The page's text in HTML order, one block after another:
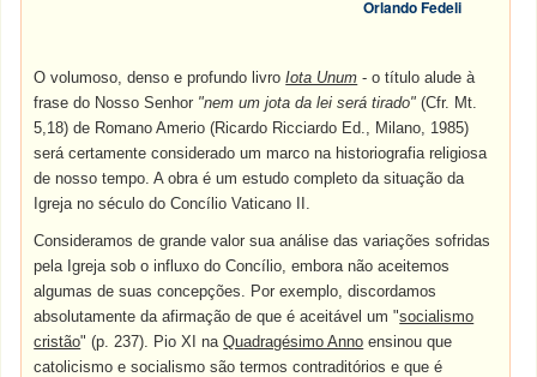
Orlando Fedeli
O volumoso, denso e profundo livroIota Unum - o título alude à
frase do Nosso Senhor "nem um jota da lei será tirado" (Cfr. Mt.
5,18) de Romano Amerio (Ricardo Ricciardo Ed., Milano, 1985)
será certamente considerado um marco na historiografia religiosa
de nosso tempo. A obra é um estudo completo da situação da
Igreja no século do Concílio Vaticano II.
Consideramos de grande valor sua análise das variações sofridas
pela Igreja sob o influxo do Concílio, embora não aceitemos
algumas de suas concepções. Por exemplo, discordamos
absolutamente da afirmação de que é aceitável um "socialismo
cristão" (p. 237). Pio XI naQuadragésimo Anno ensinou que
catolicismo e socialismo são termos contraditórios e que é